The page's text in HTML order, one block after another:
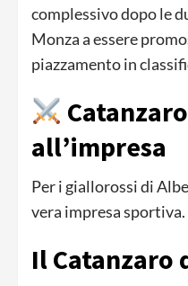
complessivo dopo le
Monza a essere
piazzamento in
all’impresa
Per i giallorossi di
vera impresa sportiva.
Il Catanzaro